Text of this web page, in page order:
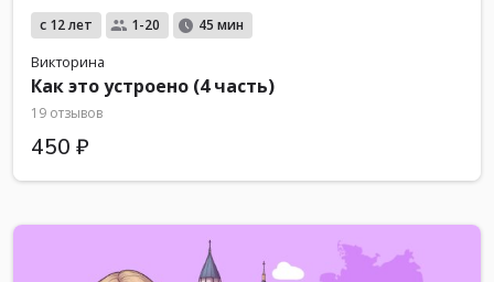
с 12 лет 1-20 45 мин
Викторина
Как это устроено (4 часть)
19 отзывов
450 ₽